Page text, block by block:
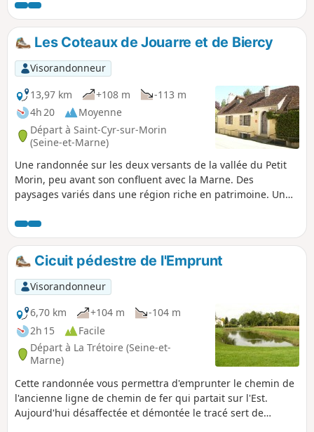
noble avec les vestiges du château de La
Brosse. Cette randonnée permettra de vous
imprégner de la vie d'autrefois, en
s'imaginant les fêtes animées par le patron
de l'Auberge de l'Œuf Dur et de l'Amour, ou
de la vie des seigneurs de village, des
traditions populaires. Sur le chemin, la
nature s’épanouit dans toute sa splendeur,
offrant au voyageur un véritable
enchantement pour les sens et l’âme.
Les Coteaux de Jouarre et de Biercy
Visorandonneur
13,97 km
+108 m
-113 m
4h 20
Moyenne
Départ à Saint-Cyr-sur-Morin
(Seine-et-Marne)
Une randonnée sur les deux versants de la vallée du Petit
Morin, peu avant son confluent avec la Marne. Des
paysages variés dans une région riche en patrimoine. Un
Cicuit pédestre de l'Emprunt
Visorandonneur
6,70 km
+104 m
-104 m
2h 15
Facile
Départ à La Trétoire (Seine-et-
Marne)
Cette randonnée vous permettra d'emprunter le chemin de
l'ancienne ligne de chemin de fer qui partait sur l'Est.
Aujourd'hui désaffectée et démontée le tracé sert de